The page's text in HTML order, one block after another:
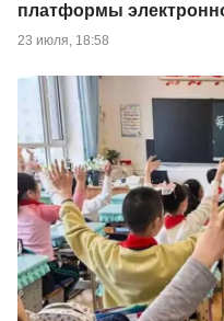
платформы
23 июля, 18:58